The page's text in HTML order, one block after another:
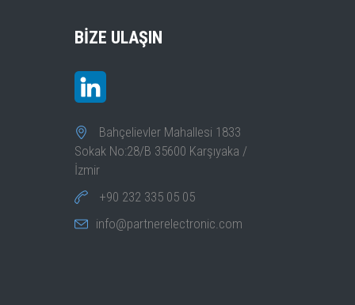
BIZE ULAŞIN
Bahçelievler Mahallesi 1833
Sokak No:28/B 35600 Karşıyaka /
İzmir
+90 232 335 05 05
info@partnerelectronic.com